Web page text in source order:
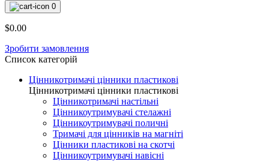
0
$0.00
Зробити замовлення
Список категорій
Цінникотримачі цінники пластикові
Цінникотримачі цінники пластикові
Цінникотримачі настільні
Цінникоутримувачі стелажні
Цінникоутримувачі поличні
Тримачі для цінників на магніті
Цінники пластикові на скотчі
Цінникоутримувачі навісні